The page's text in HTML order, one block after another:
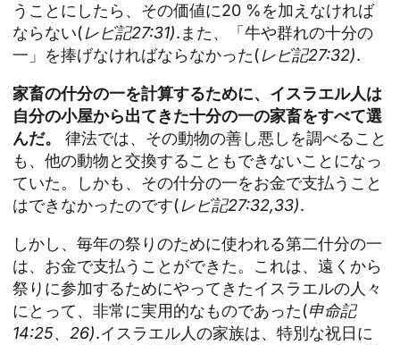
うことにしたら、その価値に20 %を加えなければ
ならない(レビ記27:31).また、「牛や群れの十分の
一」を捧げなければならなかった(レビ記27:32).
家畜の什分の一を計算するために、イスラエル人は
自分の小屋から出てきた十分の一の家畜をすべて選
んだ。
律法では、その動物の善し悪しを調べること
も、他の動物と交換することもできないことになっ
ていた。しかも、その什分の一をお金で支払うこと
はできなかったのです(レビ記27:32,33).
しかし、毎年の祭りのために使われる第二什分の一
は、お金で支払うことができた。これは、遠くから
祭りに参加するためにやってきたイスラエルの人々
にとって、非常に実用的なものであった(申命記
14:25、26).イスラエル人の家族は、特別な祝日に